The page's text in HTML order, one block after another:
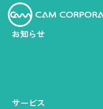
お知らせ
サービス